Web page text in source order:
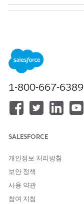
금융 상품에 대한 카탈
앱 시작 관리자에서
로그 관리)를 선택한
범주 목록 보기에서
예를 들어, Vehicle
범주 페이지에서
상품 섹션에서
Automotive Loan
동차 리스) 상품을 선
다음을 클릭합니다.
1-800-667-6389
SALESFORCE
개인정보 처리방침
보안 정책
사용 약관
참여 지침